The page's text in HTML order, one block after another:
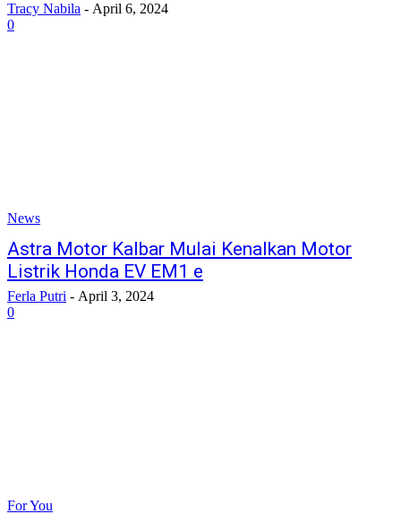
Tracy Nabila - April 6, 2024
0
News
Astra Motor Kalbar Mulai Kenalkan Motor
Listrik Honda EV EM1 e
Ferla Putri - April 3, 2024
0
For You